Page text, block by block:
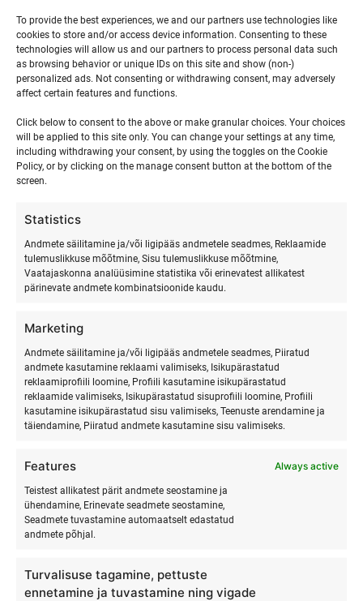
To provide the best experiences, we and our partners use technologies like
cookies to store and/or access device information. Consenting to these
technologies will allow us and our partners to process personal data such
as browsing behavior or unique IDs on this site and show (non-)
personalized ads. Not consenting or withdrawing consent, may adversely
affect certain features and functions.
Click below to consent to the above or make granular choices. Your choices
will be applied to this site only. You can change your settings at any time,
including withdrawing your consent, by using the toggles on the Cookie
Policy, or by clicking on the manage consent button at the bottom of the
screen.
Statistics
Andmete säilitamine ja/või ligipääs andmetele seadmes, Reklaamide
tulemuslikkuse mõõtmine, Sisu tulemuslikkuse mõõtmine,
Vaatajaskonna analüüsimine statistika või erinevatest allikatest
pärinevate andmete kombinatsioonide kaudu.
Marketing
Andmete säilitamine ja/või ligipääs andmetele seadmes, Piiratud
andmete kasutamine reklaami valimiseks, Isikupärastatud
reklaamiprofiili loomine, Profiili kasutamine isikupärastatud
reklaamide valimiseks, Isikupärastatud sisuprofiili loomine, Profiili
kasutamine isikupärastatud sisu valimiseks, Teenuste arendamine ja
täiendamine, Piiratud andmete kasutamine sisu valimiseks.
Features Always active
Teistest allikatest pärit andmete seostamine ja
ühendamine, Erinevate seadmete seostamine,
Seadmete tuvastamine automaatselt edastatud
andmete põhjal.
Turvalisuse tagamine, pettuste
ennetamine ja tuvastamine ning vigade
events,events,events,events,events,events,
0
events,
10
0
events,
11
0
events,
12
0
events,
13
0
events,
14
0
events,
15
0
16
0
events,
17
0
events,
18
0
events,
19
0
events,
20
0
events,
0
events,
0
events,
24
0
events,
25
0
events,
26
0
events,
27
0
events,
28
0
events,
29
0
30
0
events,
31
juuli This Month sept
SURFMASTER
Ranna Surfiküla
+372 566 86 766
info@surfmaster.ee